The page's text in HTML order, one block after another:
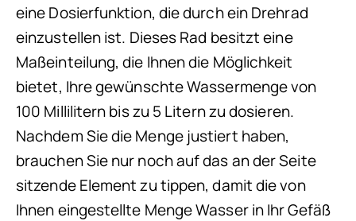
eine Dosierfunktion, die durch ein Drehrad
einzustellen ist. Dieses Rad besitzt eine
Maßeinteilung, die Ihnen die Möglichkeit
bietet, Ihre gewünschte Wassermenge von
100 Millilitern bis zu 5 Litern zu dosieren.
Nachdem Sie die Menge justiert haben,
brauchen Sie nur noch auf das an der Seite
sitzende Element zu tippen, damit die von
Ihnen eingestellte Menge Wasser in Ihr Gefäß